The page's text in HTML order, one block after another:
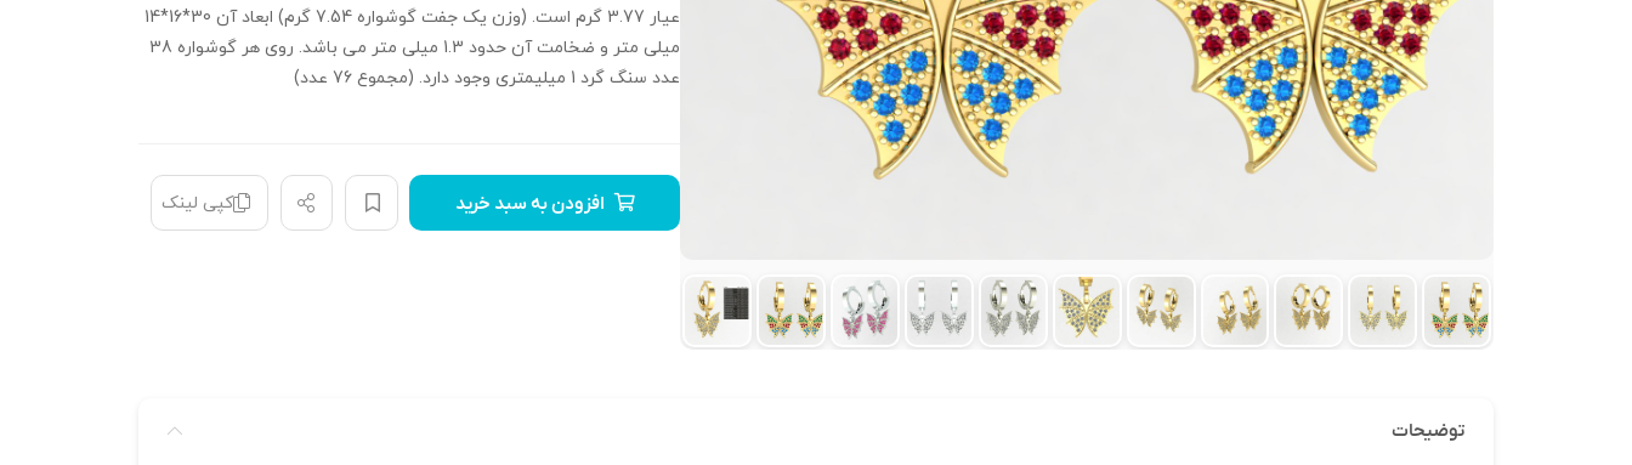
عیار 3.77 گرم است. (وزن یک جفت گوشواره 7.54 گرم) ابعاد آن 30*16*14
میلی متر و ضخامت آن حدود 1.3 میلی متر می باشد. روی هر گوشواره 38
عدد سنگ گرد 1 میلیمتری وجود دارد. (مجموع 76 عدد)
افزودن به سبد خرید کپی لینک
توضیحات